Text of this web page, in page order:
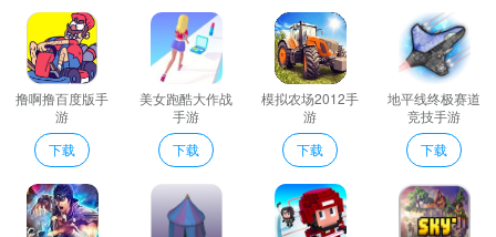
绝密的明星养成任务看看明星都干啥；
这个游戏的玩法模式非常休闲玩家可以在这里获得轻松愉悦的游戏
感受。
游戏的画面非常的精致色彩非常的绚丽给我们一种很时尚的游戏空
间。
主线任务根据主题适当加一些小光效
不一样的明星养成计划你才是大明星；
金秀贤明星学院九游版编辑心得
撸啊撸百度版手
游
下载
美女跑酷大作战
手游
下载
模拟农场2012手
游
下载
地平线终极赛道
竞技手游
下载